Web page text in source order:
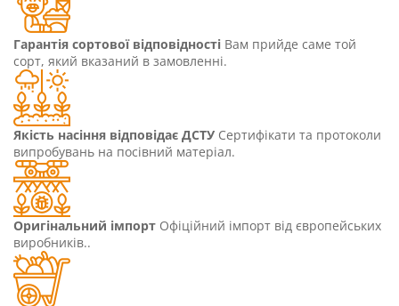
Гарантія сортової відповідності Вам прийде саме той
сорт, який вказаний в замовленні.
Якість насіння відповідає ДСТУ Сертифікати та протоколи
випробувань на посівний матеріал.
Оригінальний імпорт Офіційний імпорт від європейських
виробників..